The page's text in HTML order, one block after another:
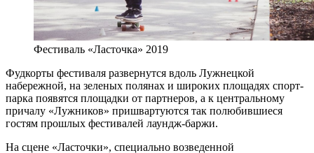
Фестиваль «Ласточка» 2019
Фудкорты фестиваля развернутся вдоль Лужнецкой
набережной, на зеленых полянах и широких площадях спорт-
парка появятся площадки от партнеров, а к центральному
причалу «Лужников» пришвартуются так полюбившиеся
гостям прошлых фестивалей лаундж-баржи.
На сцене «Ласточки», специально возведенной